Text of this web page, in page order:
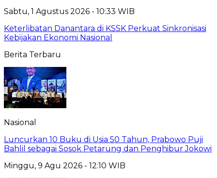
Sabtu, 1 Agustus 2026 - 10:33 WIB
Keterlibatan Danantara di KSSK Perkuat Sinkronisasi
Kebijakan Ekonomi Nasional
Berita Terbaru
Nasional
Luncurkan 10 Buku di Usia 50 Tahun, Prabowo Puji
Bahlil sebagai Sosok Petarung dan Penghibur Jokowi
Minggu, 9 Agu 2026 - 12:10 WIB